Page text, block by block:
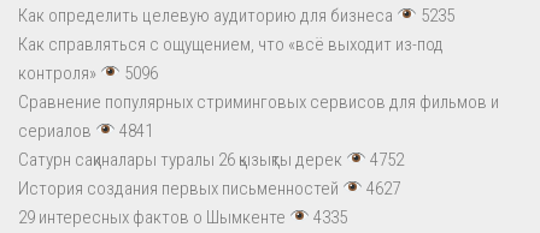
Как определить целевую аудиторию для бизнеса
5235
Как справляться с ощущением, что «всё выходит из-под
контроля»
5096
Сравнение популярных стриминговых сервисов для фильмов и
сериалов
4841
Сатурн сақиналары туралы 26 қызықты дерек
4752
История создания первых письменностей
4627
29 интересных фактов о Шымкенте
4335